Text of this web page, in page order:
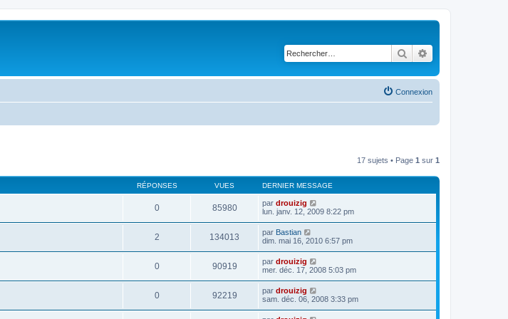
Rechercher
Connexion
17 sujets • Page 1 sur 1
RÉPONSES VUES DERNIER MESSAGE
0 85980 par drouizig
lun. janv. 12, 2009 8:22 pm
2 134013 par Bastian
dim. mai 16, 2010 6:57 pm
0 90919 par drouizig
mer. déc. 17, 2008 5:03 pm
0 92219 par drouizig
sam. déc. 06, 2008 3:33 pm